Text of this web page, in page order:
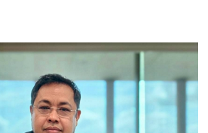
ประดิษฐาน
มหกรรม
สวน